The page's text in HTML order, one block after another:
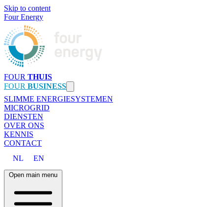
Skip to content
Four Energy
FOUR THUIS
FOUR BUSINESS
SLIMME ENERGIESYSTEMEN
MICROGRID
DIENSTEN
OVER ONS
KENNIS
CONTACT
NL
EN
Open main menu